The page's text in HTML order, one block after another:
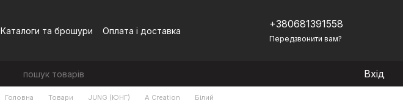
Каталоги та брошури
Оплата і доставка
+380681391558
Передзвонити вам?
Вхід
Головна Товари JUNG (ЮНГ) A Creation Білий